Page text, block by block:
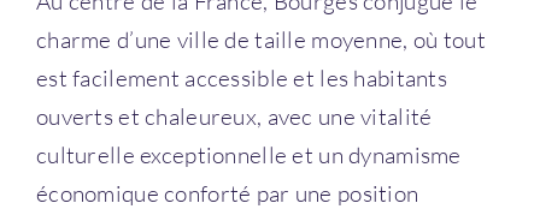
charme d’une ville de taille moyenne, où tout
est facilement accessible et les habitants
ouverts et chaleureux, avec une vitalité
culturelle exceptionnelle et un dynamisme
économique conforté par une position